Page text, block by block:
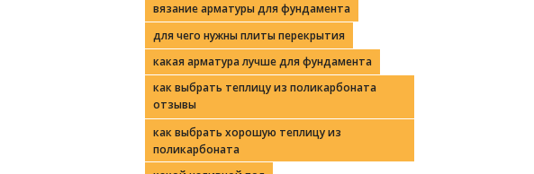
вязание арматуры для фундамента
для чего нужны плиты перекрытия
какая арматура лучше для фундамента
как выбрать теплицу из поликарбоната
отзывы
как выбрать хорошую теплицу из
поликарбоната